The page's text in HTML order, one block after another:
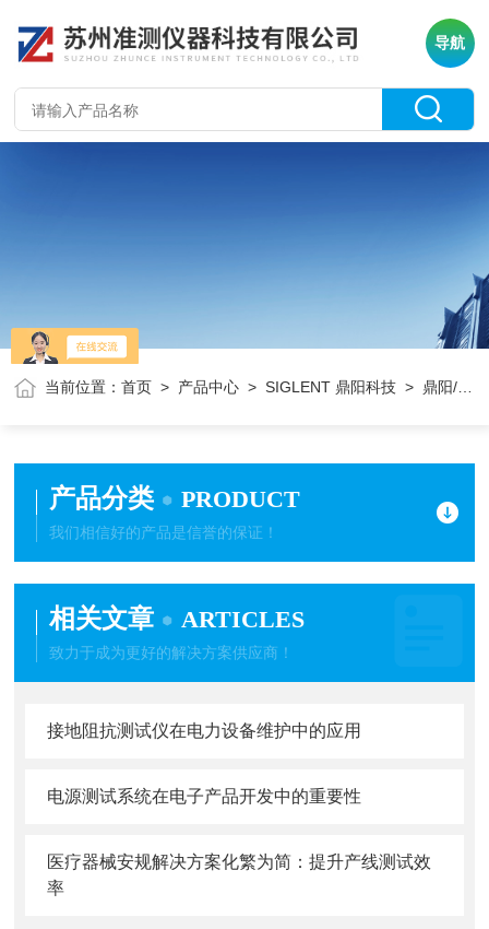
导航
当前位置：首页 > 产品中心 >SIGLENT 鼎阳科技 > 鼎阳/射频信号发生器
产品分类 PRODUCT
我们相信好的产品是信誉的保证！
相关文章 ARTICLES
致力于成为更好的解决方案供应商！
接地阻抗测试仪在电力设备维护中的应用
电源测试系统在电子产品开发中的重要性
医疗器械安规解决方案化繁为简：提升产线测试效
率